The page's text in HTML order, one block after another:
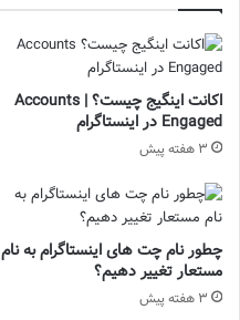
اکانت اینگیج چیست؟ | Accounts
Engaged در اینستاگرام
3 هفته پیش
چطور نام چت‌ های اینستاگرام به نام‌
مستعار تغییر دهیم؟
3 هفته پیش